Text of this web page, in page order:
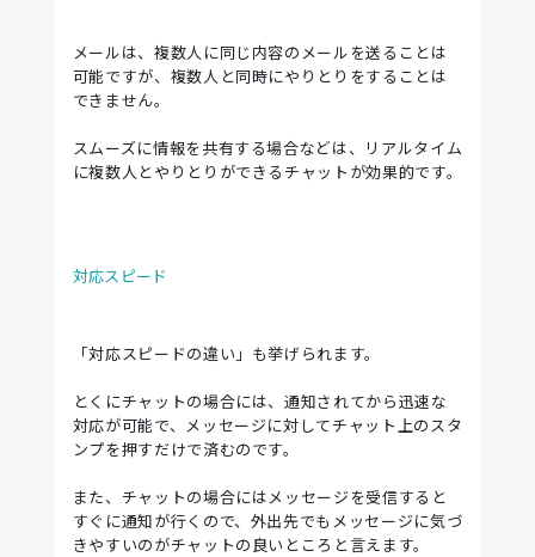
メールは、複数人に同じ内容のメールを送ることは
可能ですが、複数人と同時にやりとりをすることは
できません。
スムーズに情報を共有する場合などは、リアルタイム
に複数人とやりとりができるチャットが効果的です。
対応スピード
「対応スピードの違い」も挙げられます。
とくにチャットの場合には、通知されてから迅速な
対応が可能で、メッセージに対してチャット上のスタ
ンプを押すだけで済むのです。
また、チャットの場合にはメッセージを受信すると
すぐに通知が行くので、外出先でもメッセージに気づ
きやすいのがチャットの良いところと言えます。